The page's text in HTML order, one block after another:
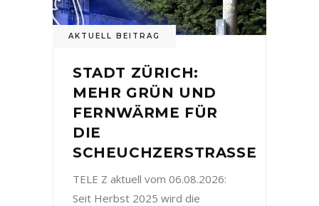
AKTUELL BEITRAG
STADT ZÜRICH:
MEHR GRÜN UND
FERNWÄRME FÜR
DIE
SCHEUCHZERSTRASSE
TELE Z aktuell vom 06.08.2026:
Seit Herbst 2025 wird die